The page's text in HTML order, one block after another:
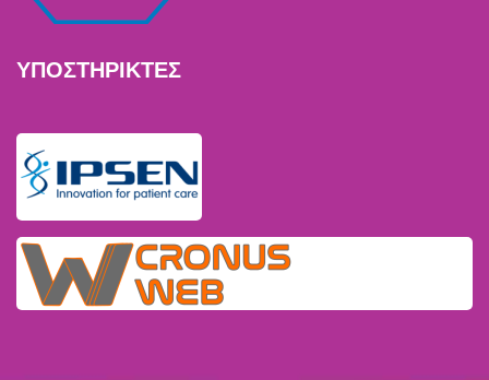
ΥΠΟΣΤΗΡΙΚΤΕΣ